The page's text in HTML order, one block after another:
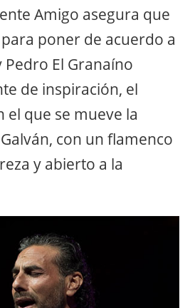
Amigo asegura que
poner de acuerdo a
Pedro El Granaíno
de inspiración, el
que se mueve la
con un flamenco
y abierto a la